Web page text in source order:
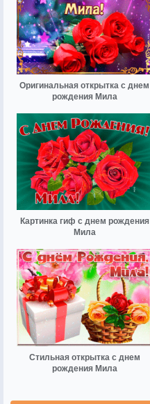
Оригинальная открытка с днем
рождения Мила
Картинка гиф с днем рождения
Мила
Стильная открытка с днем
рождения Мила